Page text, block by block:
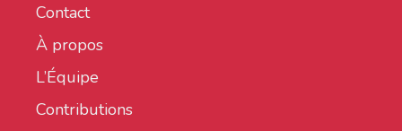
Contact
À propos
L’Équipe
Contributions